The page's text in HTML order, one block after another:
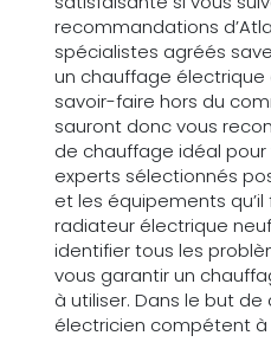
recommandations
spécialistes agréés
un chauffage
savoir-faire hors du
sauront donc vous
de chauffage idéal
experts sélectionnés
et les équipements
radiateur électrique
identifier tous les
vous garantir un
à utiliser. Dans le but de
électricien compétent à